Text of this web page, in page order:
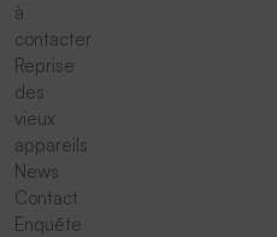
à
contacter
Reprise
des
vieux
appareils
News
Contact
Enquête